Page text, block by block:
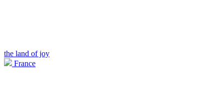
the land of joy
France